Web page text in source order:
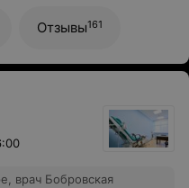
без
благодарно
продолжать.
за
и внимание к
Отзывы161
врач Бобровская